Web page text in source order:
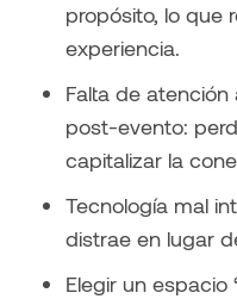
propósito, lo que
experiencia.
Falta de
post-evento:
capitalizar la
Tecnología mal
distrae en lugar
Elegir un espacio